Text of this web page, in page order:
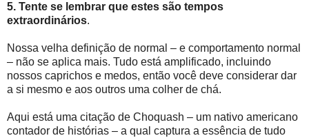
5. Tente se lembrar que estes são tempos
extraordinários.
Nossa velha definição de normal – e comportamento normal
– não se aplica mais. Tudo está amplificado, incluindo
nossos caprichos e medos, então você deve considerar dar
a si mesmo e aos outros uma colher de chá.
Aqui está uma citação de Choquash – um nativo americano
contador de histórias – a qual captura a essência de tudo